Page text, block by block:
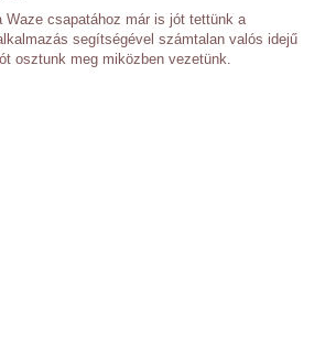
Waze csapatához már is jót tettünk a
segítségével számtalan valós idejű
osztunk meg miközben vezetünk.